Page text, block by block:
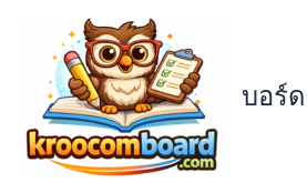
content
บอร์